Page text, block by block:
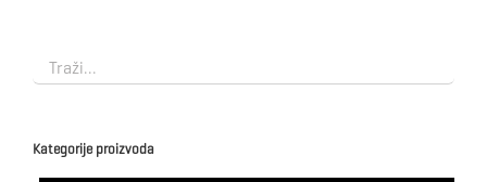
Kategorije proizvoda